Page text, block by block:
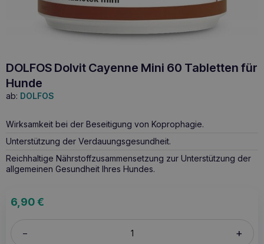
DOLFOS Dolvit Cayenne Mini 60 Tabletten für
Hunde
ab: DOLFOS
Wirksamkeit bei der Beseitigung von Koprophagie.
Unterstützung der Verdauungsgesundheit.
Reichhaltige Nährstoffzusammensetzung zur Unterstützung der
allgemeinen Gesundheit Ihres Hundes.
6,90€
– +